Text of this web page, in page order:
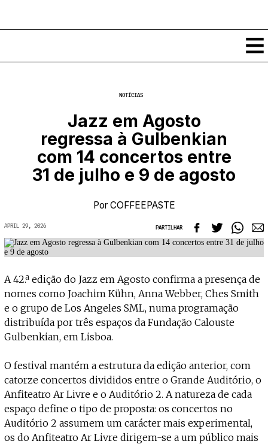
Classificados
Ver todos
Enviar
Espetáculos
Exposições
Por Localidade
Locais
Mapa
Submeter Eventos
Crítica
Formadores
Recursos
Links úteis
Publicações
Sobre
Estatuto Editorial
Ficha Técnica
Política de privacidade
Contactar
Política de privacidade - App
— apoia o Coffeepaste e ajuda-nos a chegar mais longe. Mantém viva a cultura
Apoiar
NOTÍCIAS
Jazz em Agosto
regressa à Gulbenkian
com 14 concertos entre
31 de julho e 9 de agosto
Por COFFEEPASTE
APRIL 29, 2026 PARTILHAR
A 42.ª edição do Jazz em Agosto confirma a presença de
nomes como Joachim Kühn, Anna Webber, Ches Smith
e o grupo de Los Angeles SML, numa programação
distribuída por três espaços da Fundação Calouste
Gulbenkian, em Lisboa.
O festival mantém a estrutura da edição anterior, com
catorze concertos divididos entre o Grande Auditório, o
Anfiteatro Ar Livre e o Auditório 2. A natureza de cada
espaço define o tipo de proposta: os concertos no
Auditório 2 assumem um carácter mais experimental,
os do Anfiteatro Ar Livre dirigem-se a um público mais